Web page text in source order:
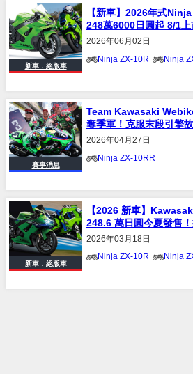
新車．絕版車
【新車】2026年式
248萬6000日圓起 8/1
TFT儀表邁入新世代
2026年06月02日
Ninja ZX-10R Ninja
賽事消息
Team Kawasaki
奪季軍！克服末段引擎
2026年04月27日
Ninja ZX-10RR
新車．絕版車
【2026 新車】
248.6 萬日圓今夏發售
年最強改款
2026年03月18日
Ninja ZX-10R Ninja